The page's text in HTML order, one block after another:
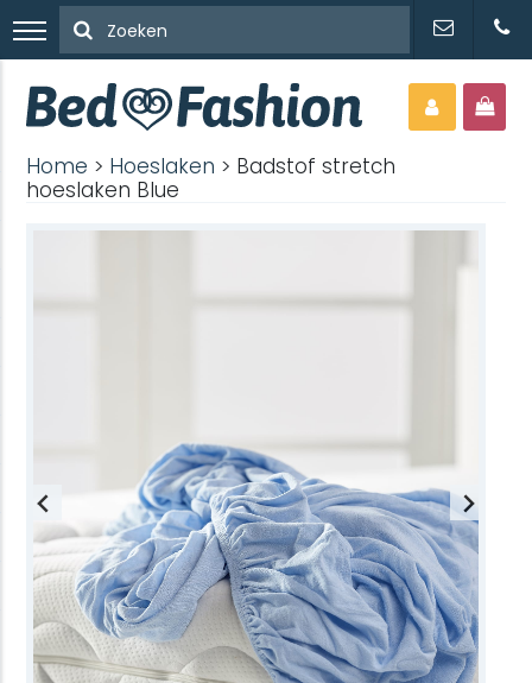
Home > Hoeslaken > Badstof stretch
hoeslaken Blue